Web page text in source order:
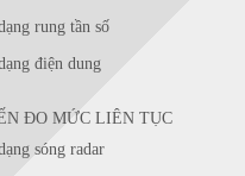
rung tần số
điện dung
ĐO MỨC LIÊN TỤC
sóng radar